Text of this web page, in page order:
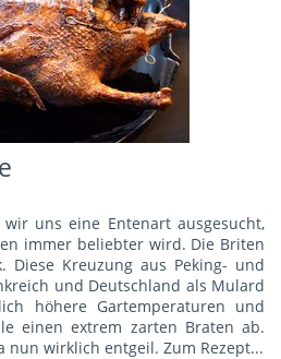
uns eine Entenart ausgesucht,
immer beliebter wird. Die Briten
Diese Kreuzung aus Peking- und
und Deutschland als Mulard
höhere Gartemperaturen und
einen extrem zarten Braten ab.
nun wirklich entgeil. Zum Rezept...